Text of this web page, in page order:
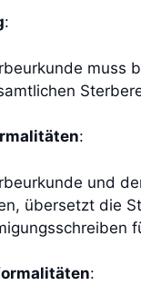
:
muss
:
und
übersetzt die
: